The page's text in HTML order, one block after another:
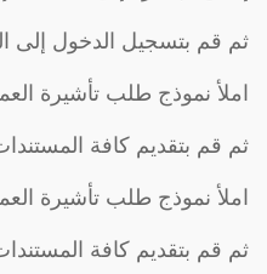
ثم قم بتسجيل الدخول إلى
املأ نموذج طلب تأشيرة
ثم قم بتقديم كافة
املأ نموذج طلب تأشيرة
ثم قم بتقديم كافة